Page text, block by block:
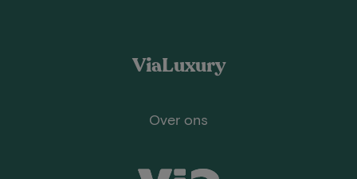
ViaLuxury
Over ons